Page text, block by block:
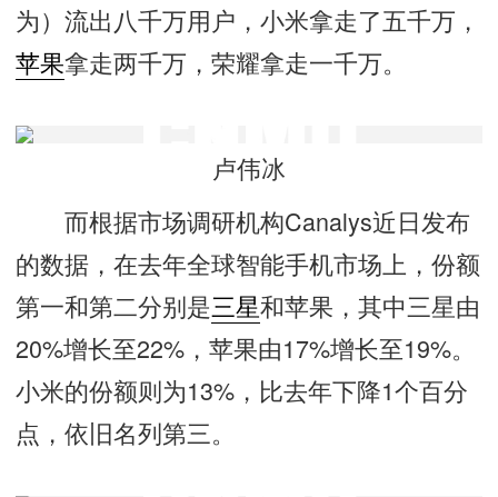
为）流出八千万用户，小米拿走了五千万，
苹果拿走两千万，荣耀拿走一千万。
卢伟冰
而根据市场调研机构Canalys近日发布
的数据，在去年全球智能手机市场上，份额
第一和第二分别是三星和苹果，其中三星由
20%增长至22%，苹果由17%增长至19%。
小米的份额则为13%，比去年下降1个百分
点，依旧名列第三。